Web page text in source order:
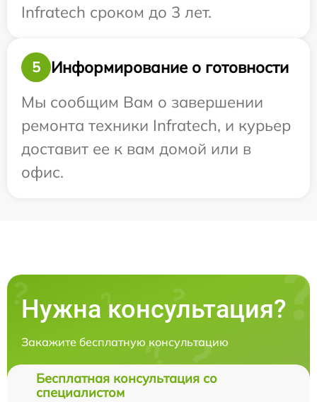
Infratech сроком до 3 лет.
5
Информирование о готовности
Мы сообщим Вам о завершении
ремонта техники Infratech, и курьер
доставит ее к вам домой или в
офис.
Нужна консультация?
Закажите бесплатную консультацию
Бесплатная консультация со
специалистом